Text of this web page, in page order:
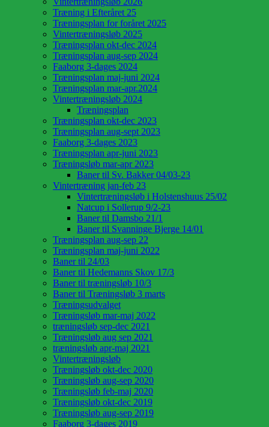
Træning i Efteråret 25
Træningsplan for foråret 2025
Vintertræningsløb 2025
Træningsplan okt-dec 2024
Træningsplan aug-sep 2024
Faaborg 3-dages 2024
Træningsplan maj-juni 2024
Træningsplan mar-apr.2024
Vintertræningsløb 2024
Træningsplan
Træningsplan okt-dec 2023
Træningsplan aug-sept 2023
Faaborg 3-dages 2023
Træningsplan apr-juni 2023
Træningsløb mar-apr 2023
Baner til Sv. Bakker 04/03-23
Vintertræning jan-feb 23
Vintertræningsløb i Holstenshuus 25/02
Natcup i Sollerup 9/2-23
Baner til Damsbo 21/1
Baner til Svanninge Bjerge 14/01
Træningsplan aug-sep 22
Træningsplan maj-juni 2022
Baner til 24/03
Baner til Hedemanns Skov 17/3
Baner til træningsløb 10/3
Baner til Træningsløb 3 marts
Træningsudvalget
Træningsløb mar-maj 2022
træningsløb sep-dec 2021
Træningsløb aug sep 2021
træningsløb apr-maj 2021
Vintertræningsløb
Træningsløb okt-dec 2020
Træningsløb aug-sep 2020
Træningsløb feb-maj 2020
Træningsløb okt-dec 2019
Træningsløb aug-sep 2019
Faaborg 3-dages 2019